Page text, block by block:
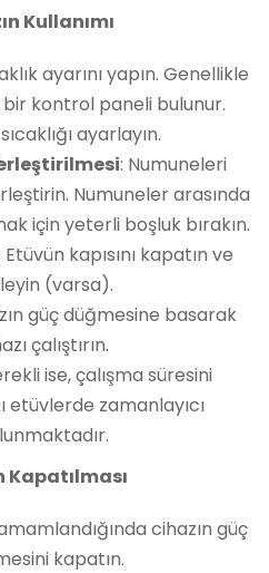
Kullanımı
ayarını yapın. Genellikle
bir kontrol paneli bulunur.
ayarlayın.
: Numuneleri
Numuneler arasında
için yeterli boşluk bırakın.
Etüvün kapısını kapatın ve
(varsa).
güç düğmesine basarak
çalıştırın.
ise, çalışma süresini
etüvlerde zamanlayıcı
Kapatılması
cihazın güç
kapatın.